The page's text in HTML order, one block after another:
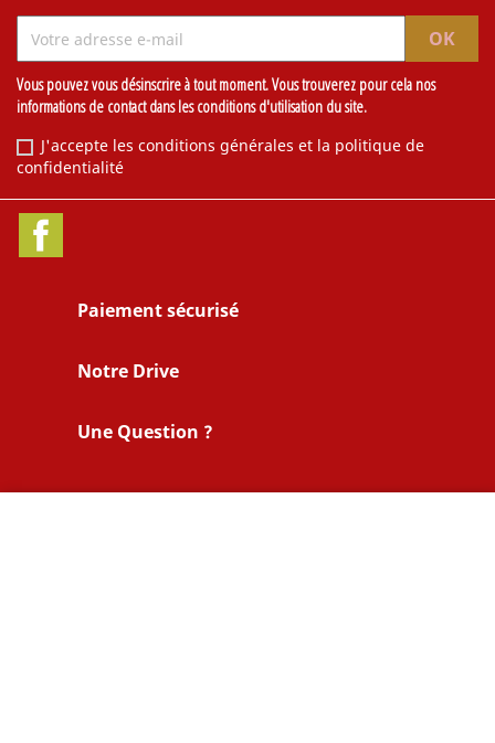
Vous pouvez vous désinscrire à tout moment. Vous trouverez pour cela nos
informations de contact dans les conditions d'utilisation du site.
J'accepte les conditions générales et la politique de
confidentialité
Paiement sécurisé
Notre Drive
Une Question ?